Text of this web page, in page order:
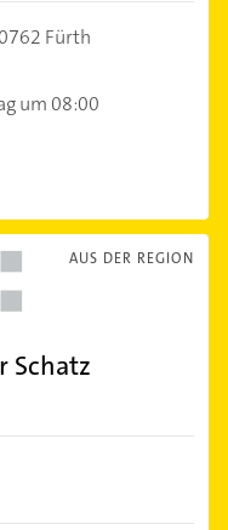
Fürth
um 08:00
AUS DER REGION
Schatz